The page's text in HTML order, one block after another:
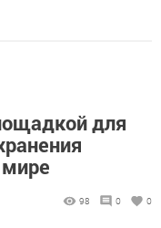
для
98 0 0